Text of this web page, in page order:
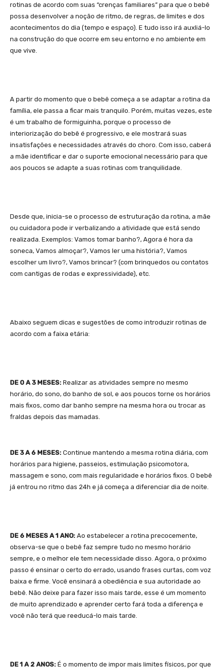
rotinas de acordo com suas “crenças familiares” para que o bebê
possa desenvolver a noção de ritmo, de regras, de limites e dos
acontecimentos do dia (tempo e espaço). E tudo isso irá auxliá-lo
na construção do que ocorre em seu entorno e no ambiente em
que vive.
A partir do momento que o bebê começa a se adaptar a rotina da
família, ele passa a ficar mais tranquilo. Porém, muitas vezes, este
é um trabalho de formiguinha, porque o processo de
interiorização do bebê é progressivo, e ele mostrará suas
insatisfações e necessidades através do choro. Com isso, caberá
a mãe identificar e dar o suporte emocional necessário para que
aos poucos se adapte a suas rotinas com tranquilidade.
Desde que, inicia-se o processo de estruturação da rotina, a mãe
ou cuidadora pode ir verbalizando a atividade que está sendo
realizada. Exemplos: Vamos tomar banho?, Agora é hora da
soneca, Vamos almoçar?, Vamos ler uma história?, Vamos
escolher um livro?, Vamos brincar? (com brinquedos ou contatos
com cantigas de rodas e expressividade), etc.
Abaixo seguem dicas e sugestões de como introduzir rotinas de
acordo com a faixa etária:
DE 0 A 3 MESES: Realizar as atividades sempre no mesmo
horário, do sono, do banho de sol, e aos poucos torne os horários
mais fixos, como dar banho sempre na mesma hora ou trocar as
fraldas depois das mamadas.
DE 3 A 6 MESES: Continue mantendo a mesma rotina diária, com
horários para higiene, passeios, estimulação psicomotora,
massagem e sono, com mais regularidade e horários fixos. O bebê
já entrou no ritmo das 24h e já começa a diferenciar dia de noite.
DE 6 MESES A 1 ANO: Ao estabelecer a rotina precocemente,
observa-se que o bebê faz sempre tudo no mesmo horário
sempre, e o melhor ele tem necessidade disso. Agora, o próximo
passo é ensinar o certo do errado, usando frases curtas, com voz
baixa e firme. Você ensinará a obediência e sua autoridade ao
bebê. Não deixe para fazer isso mais tarde, esse é um momento
de muito aprendizado e aprender certo fará toda a diferença e
você não terá que reeducá-lo mais tarde.
DE 1 A 2 ANOS: É o momento de impor mais limites físicos, por que